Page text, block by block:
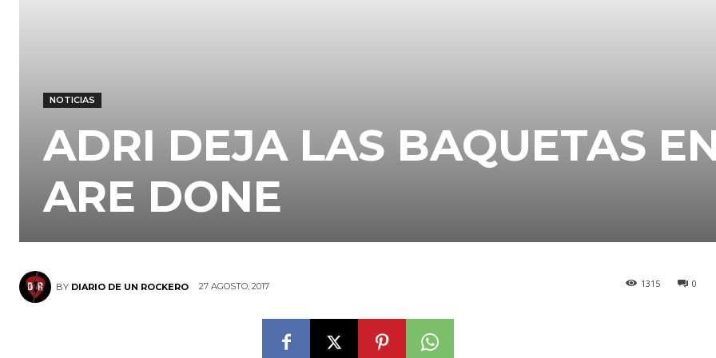
NOTICIAS
ADRI DEJA LAS BAQUETAS
ARE DONE
BY DIARIO DE UN ROCKERO 27 AGOSTO, 2017 0
1315